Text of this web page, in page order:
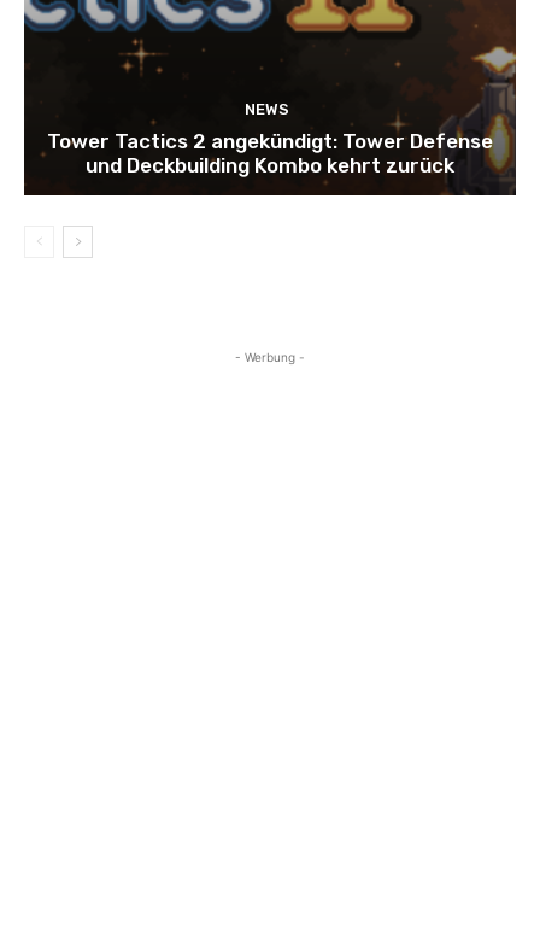
NEWS
Tower Tactics 2 angekündigt: Tower Defense
und Deckbuilding Kombo kehrt zurück
- Werbung -